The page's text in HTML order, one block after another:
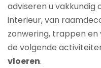
adviseren u vakkundig
interieur, van
zonwering, trappen en
de volgende
vloeren.